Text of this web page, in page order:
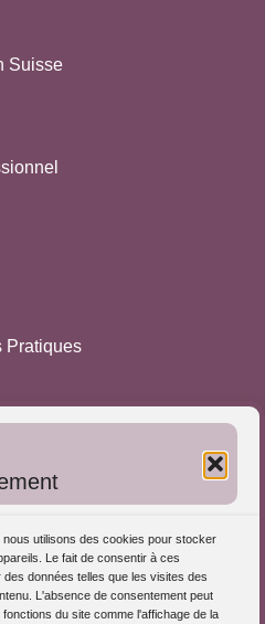
utilisons des cookies pour stocker
Le fait de consentir à ces
données telles que les visites des
L'absence de consentement peut
du site comme l'affichage de la
Suisse
Pratiques
pratiques